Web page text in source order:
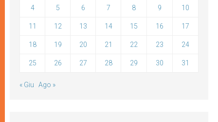
4 5 6 7 8 9 10
11 12 13 14 15 16 17
18 19 20 21 22 23 24
25 26 27 28 29 30 31
« Giu Ago »